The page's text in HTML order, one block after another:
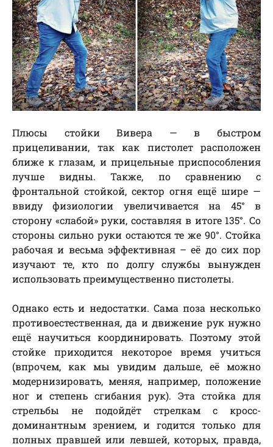
Плюсы стойки Вивера — в быстром
прицеливании, так как пистолет расположен
ближе к глазам, и прицельные приспособления
лучше видны. Также, по сравнению с
фронтальной стойкой, сектор огня ещё шире —
ввиду физиологии увеличивается на 45° в
сторону «слабой» руки, составляя в итоге 135°. Со
стороны сильно руки остаются те же 90°. Стойка
рабочая и весьма эффективная – её до сих пор
изучают те, кто по долгу службы вынужден
использовать преимущественно пистолеты.
Однако есть и недостатки. Сама поза несколько
противоестественная, да и движение рук нужно
ещё научиться координировать. Поэтому этой
стойке приходится некоторое время учиться
(впрочем, как мы увидим дальше, её можно
модернизировать, меняя, например, положение
ног и степень сгибания рук). Эта стойка для
стрельбы не подойдёт стрелкам с кросс-
доминантным зрением, и годится только для
полных правшей или левшей, которых, правда,